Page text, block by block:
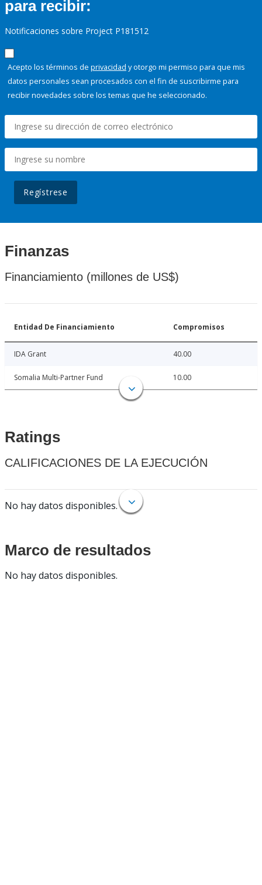
para recibir:
Notificaciones sobre Project P181512
Acepto los términos de privacidad y otorgo mi permiso para que mis
datos personales sean procesados con el fin de suscribirme para
recibir novedades sobre los temas que he seleccionado.
Regístrese
Finanzas
Financiamiento (millones de US$)
Entidad De Financiamiento Compromisos
IDA Grant 40.00
Somalia Multi-Partner Fund 10.00
Ratings
CALIFICACIONES DE LA EJECUCIÓN
No hay datos disponibles.
Marco de resultados
No hay datos disponibles.